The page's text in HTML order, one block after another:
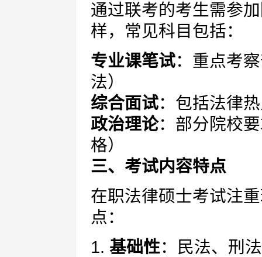
通过联考的考生需参
样，常见科目包括：
专业课笔试：重点考
法）
综合面试：包括法律
政治理论：部分院校
格）
三、考试内容特点
在职法律硕士考试注
点：
1. 基础性：民法、刑